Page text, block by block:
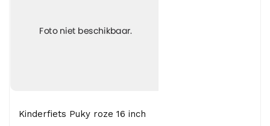
Kinderfiets Puky roze 16 inch